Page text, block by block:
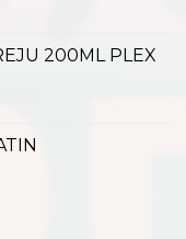
200ML PLEX